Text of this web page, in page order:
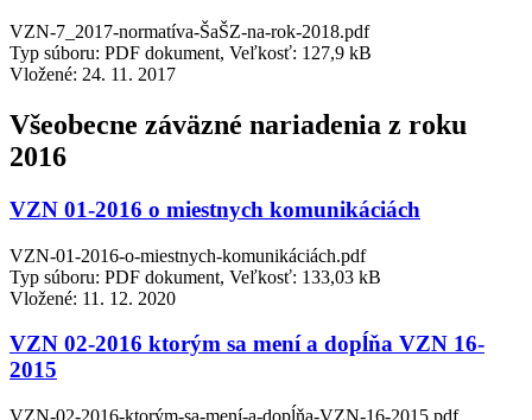
VZN-7_2017-normatíva-ŠaŠZ-na-rok-2018.pdf
Typ súboru: PDF dokument, Veľkosť: 127,9 kB
Vložené: 24. 11. 2017
Všeobecne záväzné nariadenia z roku
2016
VZN 01-2016 o miestnych komunikáciách
VZN-01-2016-o-miestnych-komunikáciách.pdf
Typ súboru: PDF dokument, Veľkosť: 133,03 kB
Vložené: 11. 12. 2020
VZN 02-2016 ktorým sa mení a dopĺňa VZN 16-
2015
VZN-02-2016-ktorým-sa-mení-a-dopĺňa-VZN-16-2015.pdf